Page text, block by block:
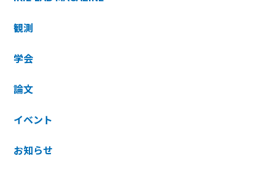
観測
学会
論文
イベント
お知らせ